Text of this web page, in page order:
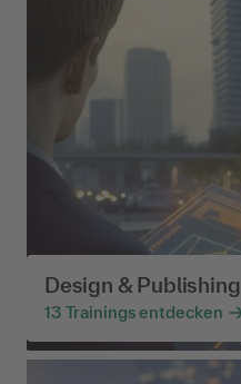
Design & Publishing
13 Trainings entdecken